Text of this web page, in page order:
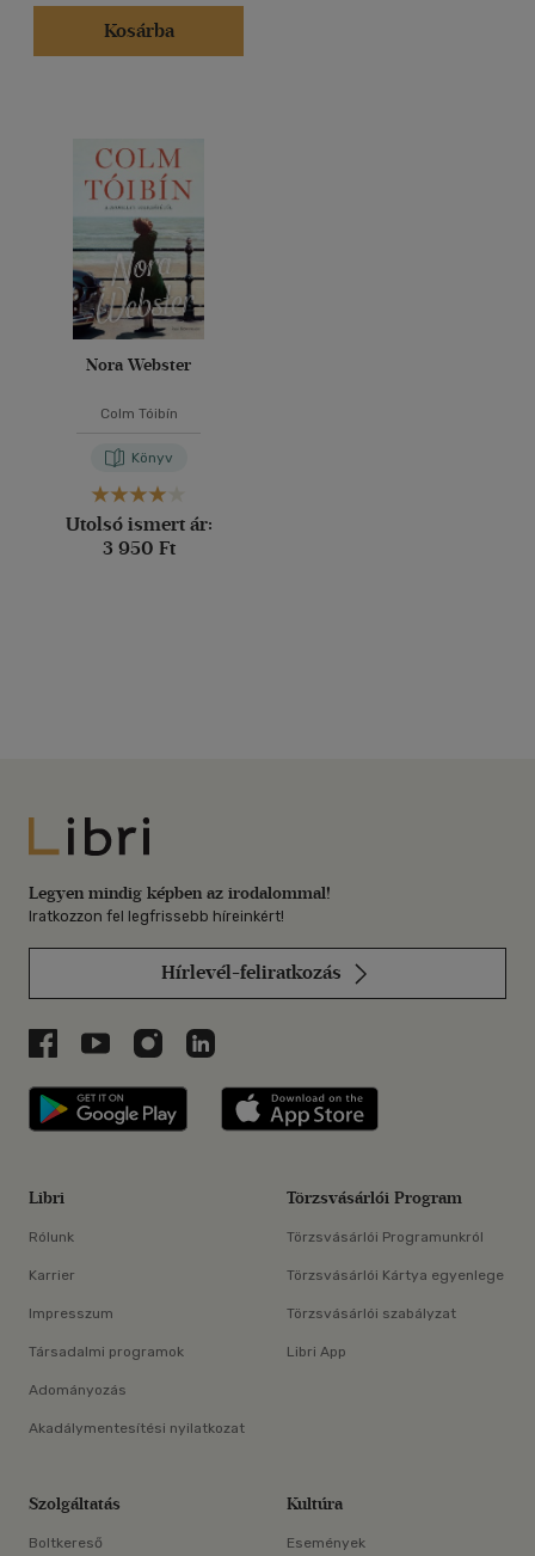
Kosárba
Nora Webster
Colm Tóibín
Könyv
Utolsó ismert ár:
3 950 Ft
Libri
Legyen mindig képben az irodalommal!
Iratkozzon fel legfrissebb híreinkért!
Hírlevél-feliratkozás
Libri a Facebookon
Libri a Youtube-on
Libri az Instagramon
Libri a LinkedInen
Libri applikáció Szerezd meg: Google
Libri
Rólunk
Karrier
Impresszum
Társadalmi programok
Adományozás
Akadálymentesítési nyilatkozat
Törzsvásárlói Program
Törzsvásárlói Programunkról
Törzsvásárlói Kártya egyenlege
Törzsvásárlói szabályzat
Libri App
Szolgáltatás
Boltkereső
Kultúra
Események